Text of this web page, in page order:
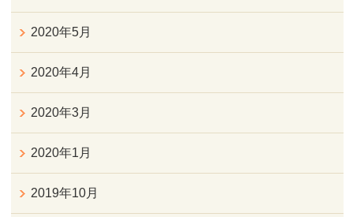
2020年5月
2020年4月
2020年3月
2020年1月
2019年10月